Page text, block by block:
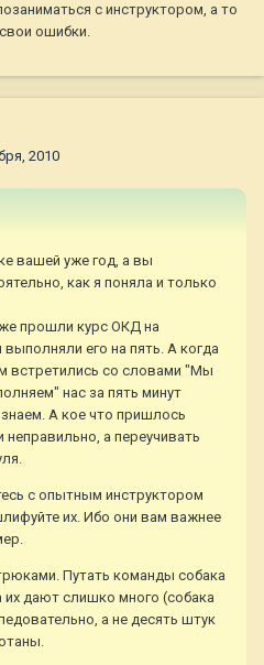
с инструктором, а то
ошибки.
2010
вашей уже год, а вы
как я поняла и только
прошли курс ОКД на
его на пять. А когда
встретились со словами "Мы
нас за пять минут
А кое что пришлось
а переучивать
с опытным инструктором
их. Ибо они вам важнее
Путать команды собака
их дают слишко много (собака
а не десять штук